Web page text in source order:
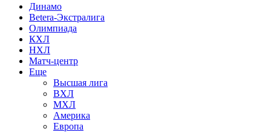
Динамо
Betera-Экстралига
Олимпиада
КХЛ
НХЛ
Матч-центр
Еще
Высшая лига
ВХЛ
МХЛ
Америка
Европа